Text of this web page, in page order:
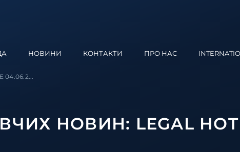
НОВИНИ КОНТАКТИ ПРО НАС
04.06.2...
НОВИН: LEGAL